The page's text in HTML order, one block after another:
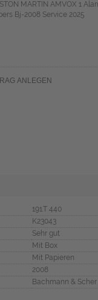
MARTIN AMVOX 1
Bj-2008 Service 2025
ANLEGEN
191.T 440
K23043
Sehr gut
Mit Box
Mit Papieren
2008
Bachmann &